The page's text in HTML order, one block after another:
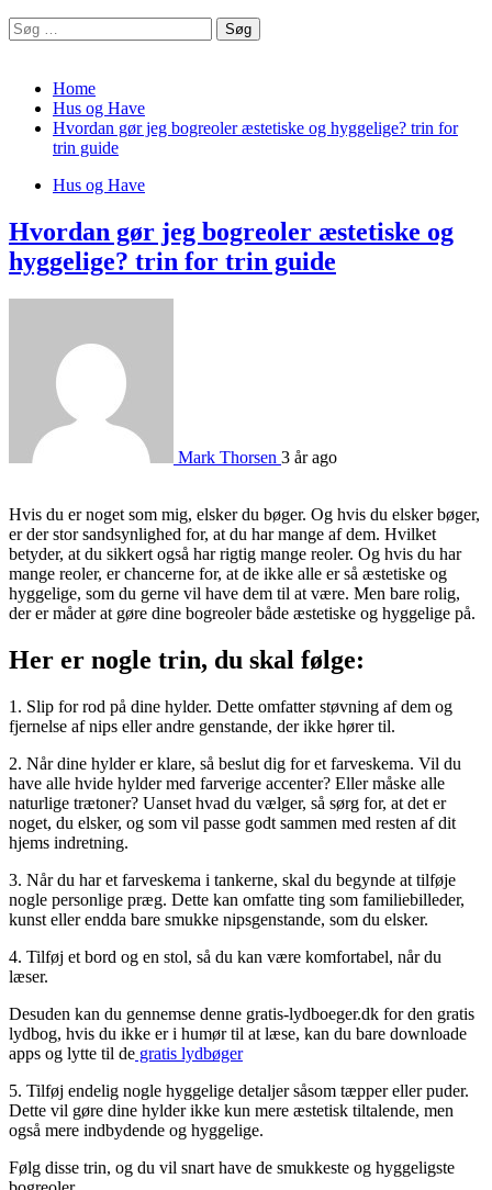
Søg
efter:
Home
Hus og Have
Hvordan gør jeg bogreoler æstetiske og hyggelige? trin for
trin guide
Hus og Have
Hvordan gør jeg bogreoler æstetiske og
hyggelige? trin for trin guide
Mark Thorsen 3 år ago
Hvis du er noget som mig, elsker du bøger. Og hvis du elsker bøger,
er der stor sandsynlighed for, at du har mange af dem. Hvilket
betyder, at du sikkert også har rigtig mange reoler. Og hvis du har
mange reoler, er chancerne for, at de ikke alle er så æstetiske og
hyggelige, som du gerne vil have dem til at være. Men bare rolig,
der er måder at gøre dine bogreoler både æstetiske og hyggelige på.
Her er nogle trin, du skal følge:
1. Slip for rod på dine hylder. Dette omfatter støvning af dem og
fjernelse af nips eller andre genstande, der ikke hører til.
2. Når dine hylder er klare, så beslut dig for et farveskema. Vil du
have alle hvide hylder med farverige accenter? Eller måske alle
naturlige trætoner? Uanset hvad du vælger, så sørg for, at det er
noget, du elsker, og som vil passe godt sammen med resten af ​​dit
hjems indretning.
3. Når du har et farveskema i tankerne, skal du begynde at tilføje
nogle personlige præg. Dette kan omfatte ting som familiebilleder,
kunst eller endda bare smukke nipsgenstande, som du elsker.
4. Tilføj et bord og en stol, så du kan være komfortabel, når du
læser.
Desuden kan du gennemse denne gratis-lydboeger.dk for den gratis
lydbog, hvis du ikke er i humør til at læse, kan du bare downloade
apps og lytte til de gratis lydbøger
5. Tilføj endelig nogle hyggelige detaljer såsom tæpper eller puder.
Dette vil gøre dine hylder ikke kun mere æstetisk tiltalende, men
også mere indbydende og hyggelige.
Følg disse trin, og du vil snart have de smukkeste og hyggeligste